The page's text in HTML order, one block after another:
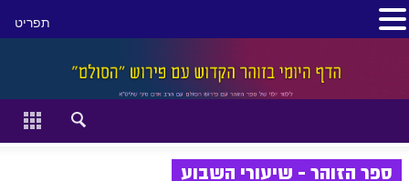
סגור
ספר הזוהר - שיעורי השבוע
תפריט